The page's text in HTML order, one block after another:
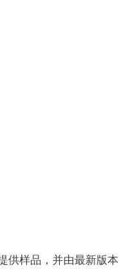
供样品，并由最新版本